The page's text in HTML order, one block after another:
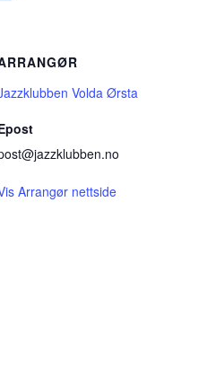
Volda Ørsta
Arrangør nettside